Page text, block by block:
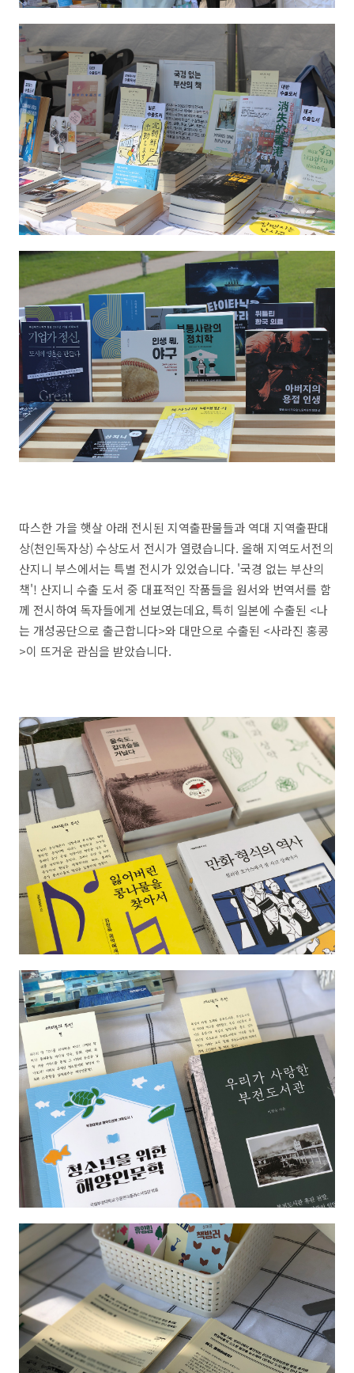
따스한 가을 햇살 아래 전시된 지역출판물들과 역대 지역출판대
상(천인독자상) 수상도서 전시가 열렸습니다. 올해 지역도서전의
산지니 부스에서는 특별 전시가 있었습니다. '국경 없는 부산의
책'! 산지니 수출 도서 중 대표적인 작품들을 원서와 번역서를 함
께 전시하여 독자들에게 선보였는데요, 특히 일본에 수출된 <나
는 개성공단으로 출근합니다>와 대만으로 수출된 <사라진 홍콩
>이 뜨거운 관심을 받았습니다.